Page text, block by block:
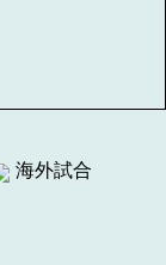
海外試合